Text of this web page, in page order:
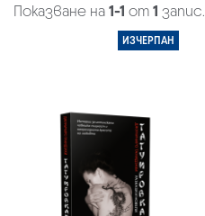
Показване на1-1 от1 запис.
ИЗЧЕРПАН